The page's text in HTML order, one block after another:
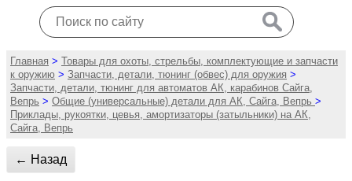
Главная > Товары для охоты, стрельбы, комплектующие и запчасти
к оружию > Запчасти, детали, тюнинг (обвес) для оружия >
Запчасти, детали, тюнинг для автоматов АК, карабинов Сайга,
Вепрь > Общие (универсальные) детали для АК, Сайга, Вепрь >
Приклады, рукоятки, цевья, амортизаторы (затыльники) на АК,
Сайга, Вепрь
← Назад